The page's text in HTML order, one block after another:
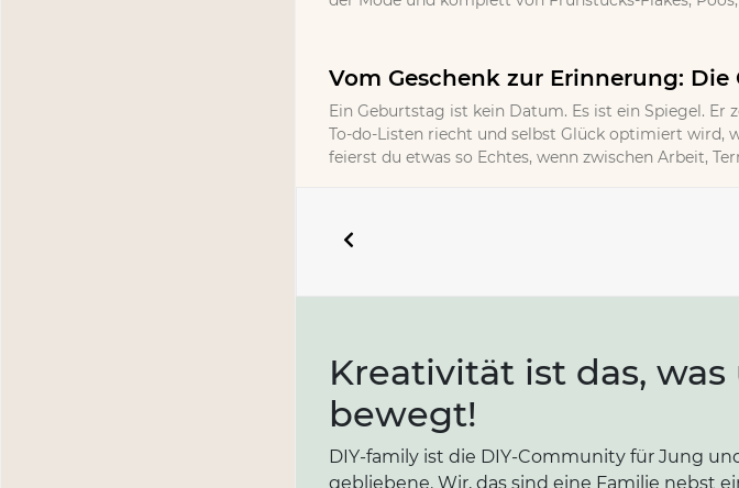
Vom Geschenk zur Erinnerung:
Ein Geburtstag ist kein Datum. Es ist ein Spiegel.
To-do-Listen riecht und selbst Glück optimiert wird,
feierst du etwas so Echtes, wenn zwischen Arbeit,
Kreativität ist das, was
bewegt!
DIY-family ist die DIY-Community für Jung
gebliebene. Wir, das sind eine Familie nebst